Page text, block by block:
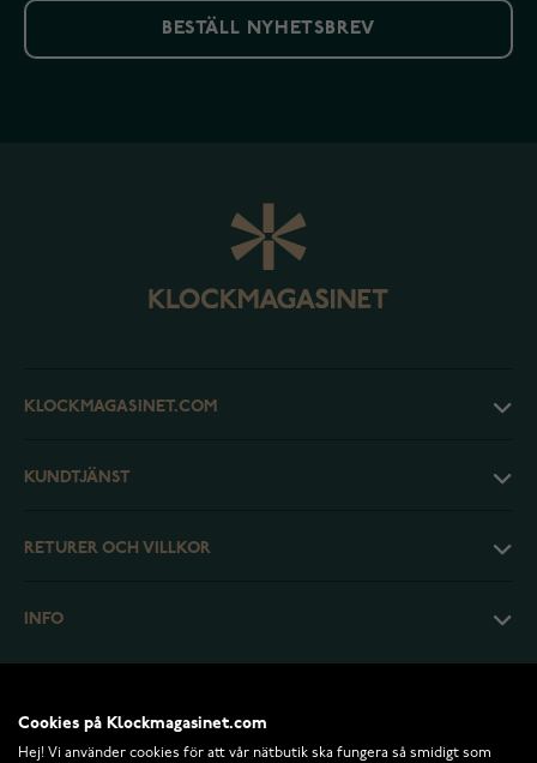
BESTÄLL NYHETSBREV
KLOCKMAGASINET.COM
KUNDTJÄNST
RETURER OCH VILLKOR
INFO
Cookies på Klockmagasinet.com
Hej! Vi använder cookies för att vår nätbutik ska fungera så smidigt som